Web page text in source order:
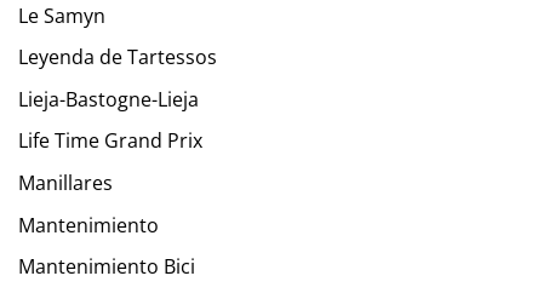
Le Samyn
Leyenda de Tartessos
Lieja-Bastogne-Lieja
Life Time Grand Prix
Manillares
Mantenimiento
Mantenimiento Bici